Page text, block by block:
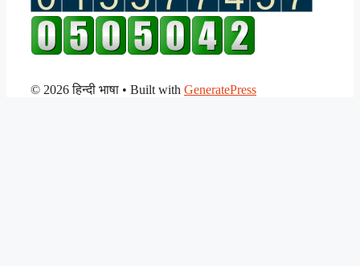
© 2026 हिन्दी भाषा • Built with GeneratePress